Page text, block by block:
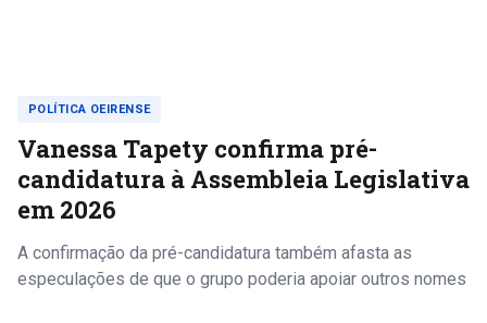
POLÍTICA OEIRENSE
Vanessa Tapety confirma pré-
candidatura à Assembleia Legislativa
em 2026
A confirmação da pré-candidatura também afasta as
especulações de que o grupo poderia apoiar outros nomes